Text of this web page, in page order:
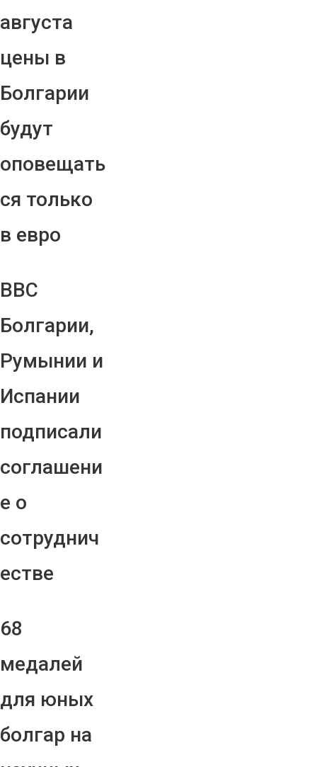
августа
цены в
Болгарии
будут
оповещать
ся только
в евро
ВВС
Болгарии,
Румынии и
Испании
подписали
соглашени
е о
сотруднич
естве
68
медалей
для юных
болгар на